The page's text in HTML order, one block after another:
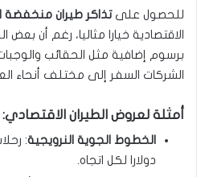
للحصول علىتذاكر طيران منخفضة
الاقتصادية خيارا مثاليا، رغم أن
برسوم إضافية مثل الحقائب
الشركات السفر إلى مختلف أنحاء
أمثلة لعروض الطيران الاقتصادي:
الخطوط الجوية النرويجية
دولارا لكل اتجاه.